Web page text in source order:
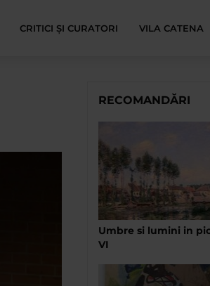
CRITICI ȘI CURATORI VILA CATENA
RECOMANDĂRI
Umbre si lumini in
VI